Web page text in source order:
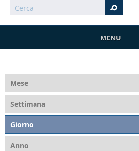
Cerca
MENU
Mese
Settimana
Giorno
Anno